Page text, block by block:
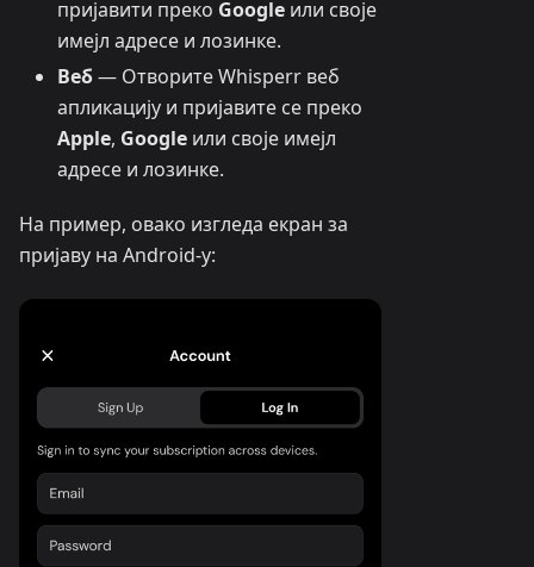
пријавити преко Google или своје
имејл адресе и лозинке.
Веб— Отворите Whisperr веб
апликацију и пријавите се преко
Apple, Google или своје имејл
адресе и лозинке.
На пример, овако изгледа екран за
пријаву на Android-у: